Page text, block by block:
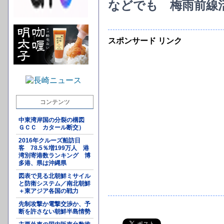
コンテンツ
中東湾岸国の分裂の構図
ＧＣＣ カタール断交）
2016年クルーズ船訪日
客 78.5％増199万人 港
湾別寄港数ランキング 博
多港、県は沖縄県
図表で見る北朝鮮ミサイル
と防衛システム／南北朝鮮
＋東アジア各国の戦力
先制攻撃か電撃交渉か、予
断を許さない朝鮮半島情勢
などでも 梅雨前線
スポンサード リンク